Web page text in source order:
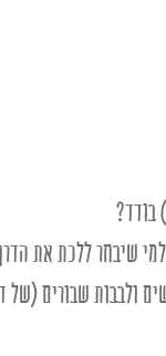
בודד?
שיבחר ללכת את
ולבבות שבורים